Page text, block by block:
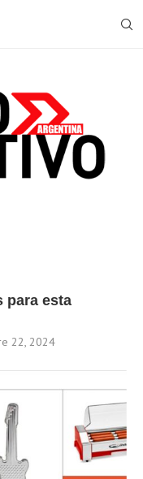
para esta
22, 2024